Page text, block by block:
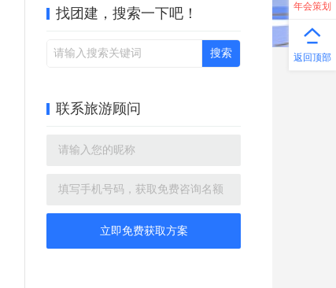
年会策划
返回顶部
找团建，搜索一下吧！
联系旅游顾问
立即免费获取方案